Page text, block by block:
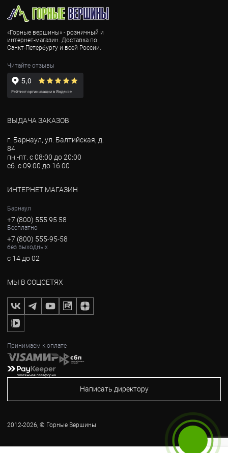
«Горные вершины» - розничный и
интернет-магазин. Доставка по
Санкт-Петербургу и всей России.
Читайте отзывы
ВЫДАЧА ЗАКАЗОВ
г. Барнаул, ул. Балтийская, д.
84
пн.-пт. с 08:00 до 20:00
сб. с 09:00 до 16:00
ИНТЕРНЕТ МАГАЗИН
Барнаул
+7 (800) 555 95 58
Бесплатно
+7 (800) 555-95-58
без выходных
с 14 до 02
МЫ В СОЦСЕТЯХ
Принимаем к оплате
Написать директору
2012-2026, © Горные Вершины